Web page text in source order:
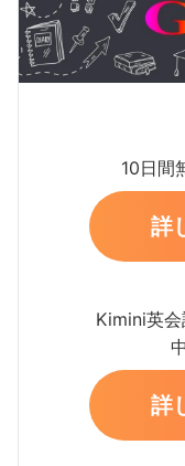
10日間
詳
Kimini英
詳